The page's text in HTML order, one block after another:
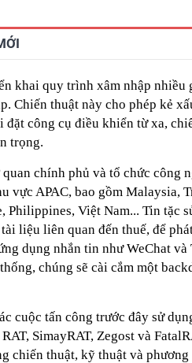
cho tất cả mọi người: 5 nhóm càng cố
hạn 5 năm?
cắt margin, gồm loạt cổ phiếu “hot” HVN,
ngoại tung 2.200 tỷ đồng mua ròng cổ
phiên
trở lại trên thị trường chứng khoán
tím mỗi ngày để chữa tiểu đường, 3
thế?"
khai quy trình xâm nhập nhiều
Chiến thuật này cho phép kẻ
đặt công cụ điều khiển từ xa,
trọng.
chính phủ và tổ chức công
vực APAC, bao gồm Malaysia,
Philippines, Việt Nam... Tin tặc
liệu liên quan đến thuế, để
dụng nhắn tin như WeChat và
chúng sẽ cài cắm một
cuộc tấn công trước đây sử
SimayRAT, Zegost và
chiến thuật, kỹ thuật và